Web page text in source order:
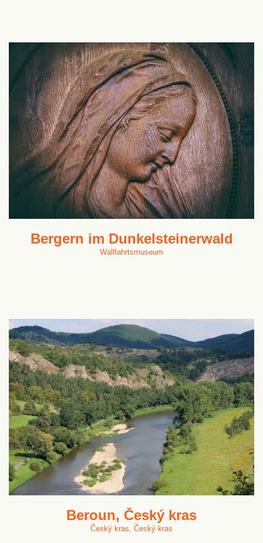
Bergern im Dunkelsteinerwald
Wallfahrtsmuseum
Beroun, Český kras
Český kras, Český kras